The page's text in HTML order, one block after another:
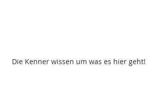
Die Kenner wissen um was es hier geht!